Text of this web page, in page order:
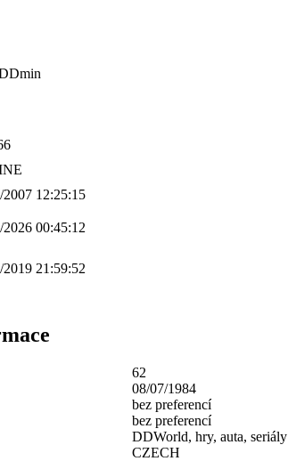
2007 12:25:15
2026 00:45:12
2019 21:59:52
62
08/07/1984
bez preferencí
bez preferencí
DDWorld, hry, auta, seriály
CZECH